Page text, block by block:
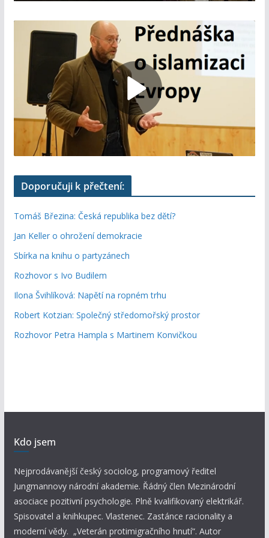
Doporučuji k přečtení:
Tomáš Březina: Česká republika bez dětí?
Jan Keller o ohrožení demokracie
Sbírka na knihu o partyzánech
Rozhovor s Ivo Budilem
Ilona Švihlíková: Napětí na ropném trhu
Robert Kotzian: Společný středomořský prostor
Rozhovor Petra Hampla s Martinem Konvičkou
Kdo jsem
Nejprodávanější český sociolog, programový ředitel
Jungmannovy národní akademie. Řádný člen Mezinárodní
asociace pozitivní psychologie. Plně kvalifikovaný elektrikář.
Spisovatel a knihkupec. Vlastenec. Zastánce racionality a
moderní vědy. „Veterán protimigračního hnutí“. Autor